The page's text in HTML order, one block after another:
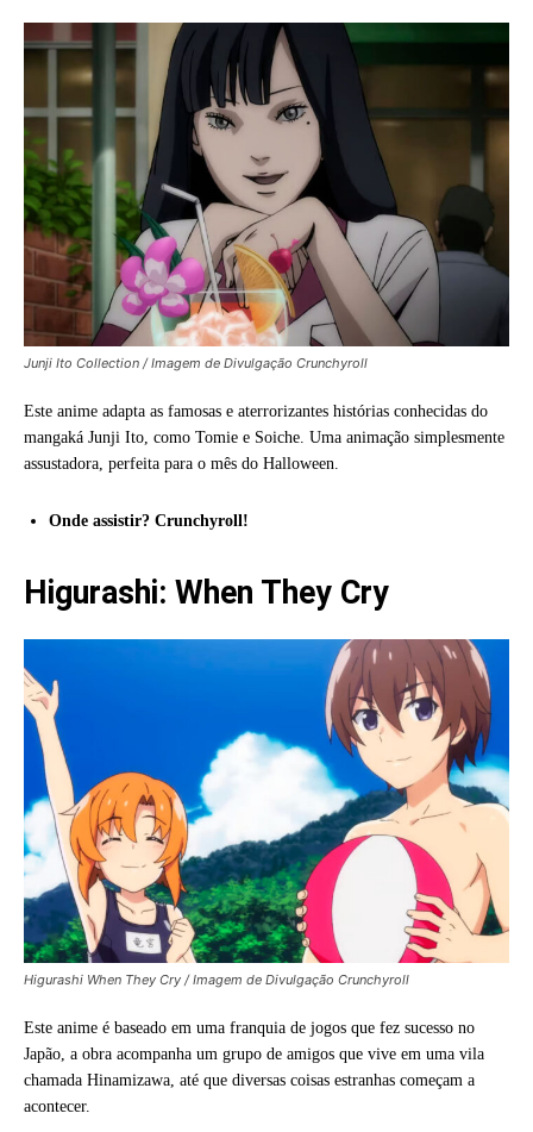
Junji Ito Collection / Imagem de Divulgação Crunchyroll
Este anime adapta as famosas e aterrorizantes histórias conhecidas do
mangaká Junji Ito, como Tomie e Soiche. Uma animação simplesmente
assustadora, perfeita para o mês do Halloween.
Onde assistir? Crunchyroll!
Higurashi: When They Cry
Higurashi When They Cry / Imagem de Divulgação Crunchyroll
Este anime é baseado em uma franquia de jogos que fez sucesso no
Japão, a obra acompanha um grupo de amigos que vive em uma vila
chamada Hinamizawa, até que diversas coisas estranhas começam a
acontecer.